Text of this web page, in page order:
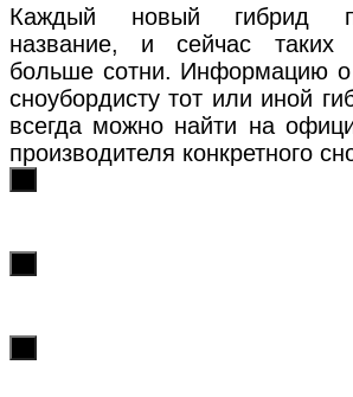
Каждый новый гибрид
название, и сейчас таких
больше сотни. Информацию о
сноубордисту тот или иной
всегда можно найти на
производителя конкретного